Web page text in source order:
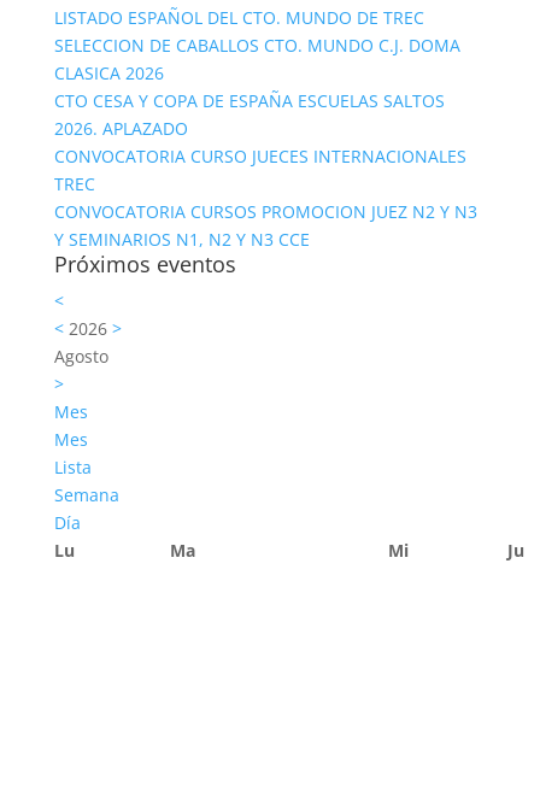
LISTADO ESPAÑOL DEL CTO. MUNDO DE TREC
SELECCION DE CABALLOS CTO. MUNDO C.J. DOMA
CLASICA 2026
CTO CESA Y COPA DE ESPAÑA ESCUELAS SALTOS
2026. APLAZADO
CONVOCATORIA CURSO JUECES INTERNACIONALES
TREC
CONVOCATORIA CURSOS PROMOCION JUEZ N2 Y N3
Y SEMINARIOS N1, N2 Y N3 CCE
Próximos eventos
<
<2026 >
Agosto
>
Mes
Mes
Lista
Semana
Día
Lu
Ma Mi Ju